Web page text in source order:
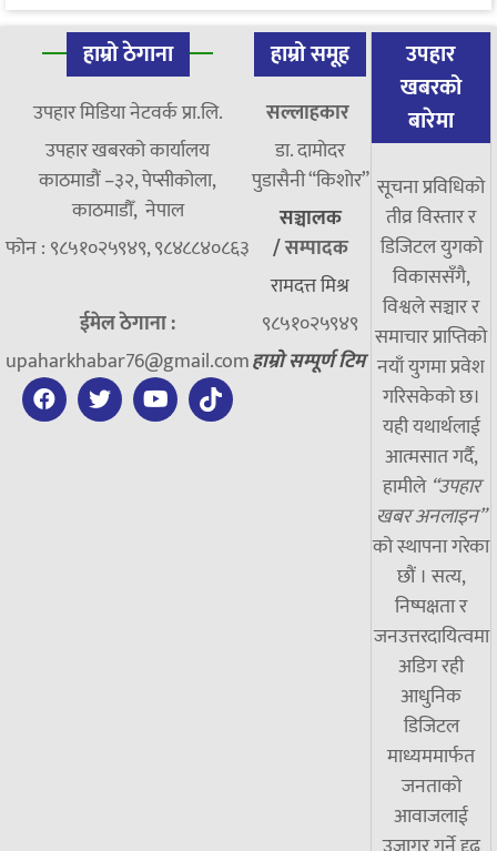
हाम्रो ठेगाना
उपहार मिडिया नेटवर्क प्रा.लि.
उपहार खबरको कार्यालय
काठमाडौं –३२, पेप्सीकोला,
काठमाडौँ, नेपाल
फोन : ९८५१०२५९४९, ९८४८८४०८६३
ईमेल ठेगाना :
upaharkhabar76@gmail.com
हाम्रो समूह
सल्लाहकार
डा. दामाेदर
पुडासैनी “किशाेर”
सञ्चालक
/सम्पादक
रामदत्त मिश्र
९८५१०२५९४९
हाम्रो सम्पूर्ण टिम
उपहार
खबरको
बारेमा
सूचना प्रविधिको
तीव्र विस्तार र
डिजिटल युगको
विकाससँगै,
विश्वले सञ्चार र
समाचार प्राप्तिको
नयाँ युगमा प्रवेश
गरिसकेको छ।
यही यथार्थलाई
आत्मसात गर्दै,
हामीले “उपहार
खबर अनलाइन”
को स्थापना गरेका
छौं । सत्य,
निष्पक्षता र
जनउत्तरदायित्वमा
अडिग रही
आधुनिक
डिजिटल
माध्यममार्फत
जनताको
आवाजलाई